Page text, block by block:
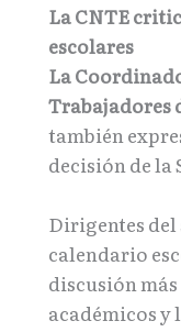
La CNTE
escolares
La
Trabajadores
también
decisión de la
Dirigentes
calendario
discusión
académicos y